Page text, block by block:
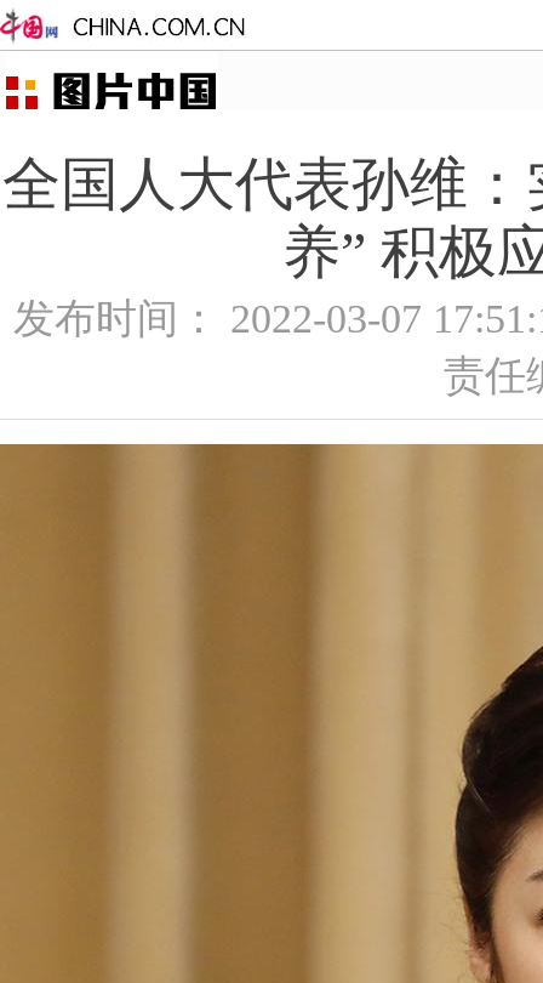
全国人大代表孙维：
养” 积极
发布时间： 2022-03-07
责任